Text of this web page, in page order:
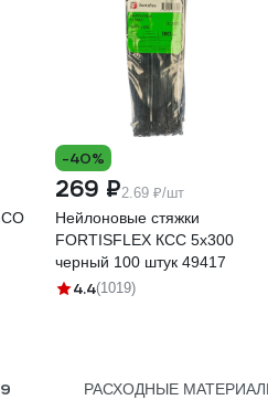
-40%
269 ₽2.69 ₽/шт
Нейлоновые стяжки
FORTISFLEX КСС 5х300
черный 100 штук 49417
4.4(1019)
РАСХОДНЫЕ